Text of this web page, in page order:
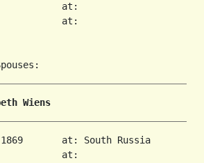
at:
at:
Wiens
at: South Russia
at: